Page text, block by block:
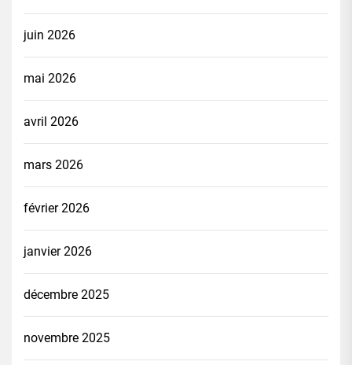
juin 2026
mai 2026
avril 2026
mars 2026
février 2026
janvier 2026
décembre 2025
novembre 2025